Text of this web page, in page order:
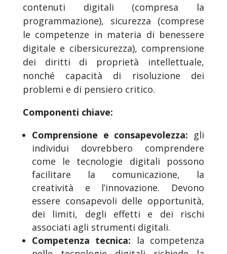
contenuti digitali (compresa la
programmazione), sicurezza (comprese
le competenze in materia di benessere
digitale e cibersicurezza), comprensione
dei diritti di proprietà intellettuale,
nonché capacità di risoluzione dei
problemi e di pensiero critico.
Componenti chiave:
Comprensione e consapevolezza: gli
individui dovrebbero comprendere
come le tecnologie digitali possono
facilitare la comunicazione, la
creatività e l’innovazione. Devono
essere consapevoli delle opportunità,
dei limiti, degli effetti e dei rischi
associati agli strumenti digitali.
Competenza tecnica: la competenza